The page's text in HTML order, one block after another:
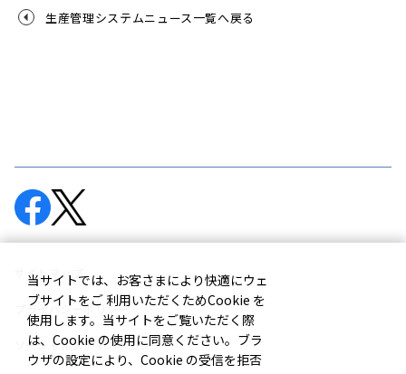
生産管理システムニュース一覧へ戻る
サイトマップ
プライバシーポリシー
ソーシャルメディアポリシー
当サイトでは、お客さまにより快適にウェ
ブサイトをご 利用いただくためCookie を
使用します。当サイトをご覧いただく際
は、Cookie の使用に同意ください。ブラ
ウザの設定により、Cookie の受信を拒否